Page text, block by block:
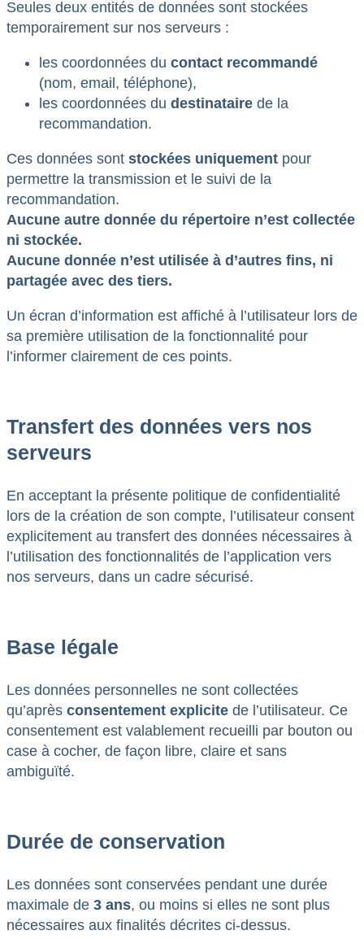
Seules deux entités de données sont stockées
temporairement sur nos serveurs :
les coordonnées du contact recommandé
(nom, email, téléphone),
les coordonnées du destinataire de la
recommandation.
Ces données sont stockées uniquement pour
permettre la transmission et le suivi de la
recommandation.
Aucune autre donnée du répertoire n’est collectée
ni stockée.
Aucune donnée n’est utilisée à d’autres fins, ni
partagée avec des tiers.
Un écran d’information est affiché à l’utilisateur lors de
sa première utilisation de la fonctionnalité pour
l’informer clairement de ces points.
Transfert des données vers nos
serveurs
En acceptant la présente politique de confidentialité
lors de la création de son compte, l’utilisateur consent
explicitement au transfert des données nécessaires à
l’utilisation des fonctionnalités de l’application vers
nos serveurs, dans un cadre sécurisé.
Base légale
Les données personnelles ne sont collectées
qu’après consentement explicite de l’utilisateur. Ce
consentement est valablement recueilli par bouton ou
case à cocher, de façon libre, claire et sans
ambiguïté.
Durée de conservation
Les données sont conservées pendant une durée
maximale de 3 ans, ou moins si elles ne sont plus
nécessaires aux finalités décrites ci-dessus.